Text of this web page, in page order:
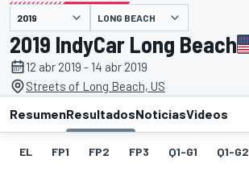
presentado por LONG BEACH
2019 IndyCar Long Beach
12 abr 2019 - 14 abr 2019
Streets of Long Beach, US
ResumenResultadosNoticiasVideos
EL FP1 FP2 FP3 Q1-G1 Q1-G2